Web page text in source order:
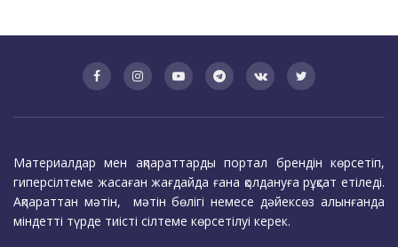
Материалдар мен ақпараттарды портал брендін көрсетіп,
гиперсілтеме жасаған жағдайда ғана қолдануға рұқсат етіледі.
Ақпараттан мәтін, мәтін бөлігі немесе дәйексөз алынғанда
міндетті түрде тиісті сілтеме көрсетілуі керек.